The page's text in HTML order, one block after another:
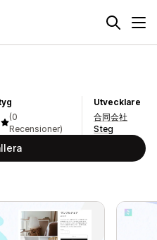
(0
Recensioner)
Utvecklare
合同会社
Steg